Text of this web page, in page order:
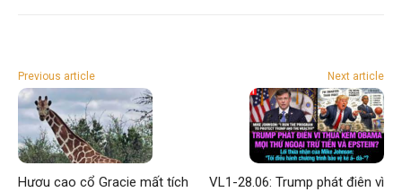
Previous article
Hươu cao cổ Gracie mất tích
Next article
VL1-28.06: Trump phát điên vì